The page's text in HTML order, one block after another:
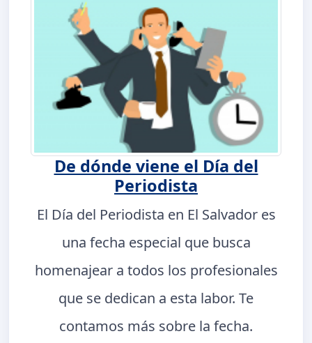
De dónde viene el Día del
Periodista
El Día del Periodista en El Salvador es
una fecha especial que busca
homenajear a todos los profesionales
que se dedican a esta labor. Te
contamos más sobre la fecha.